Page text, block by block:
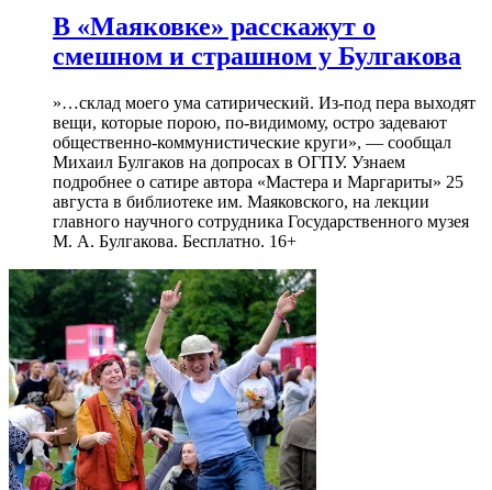
В «Маяковке» расскажут о
смешном и страшном у Булгакова
»…склад моего ума сатирический. Из-под пера выходят
вещи, которые порою, по-видимому, остро задевают
общественно-коммунистические круги», — сообщал
Михаил Булгаков на допросах в ОГПУ. Узнаем
подробнее о сатире автора «Мастера и Маргариты» 25
августа в библиотеке им. Маяковского, на лекции
главного научного сотрудника Государственного музея
М. А. Булгакова. Бесплатно. 16+